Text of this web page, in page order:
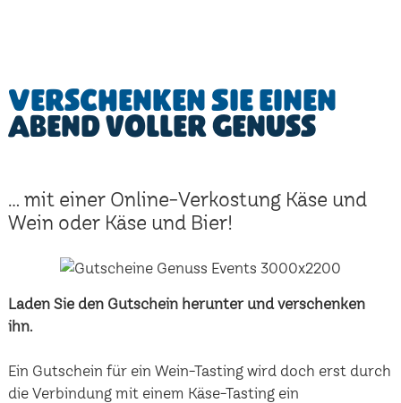
Verschenken Sie einen
Abend voller Genuss
... mit einer Online-Verkostung Käse und
Wein oder Käse und Bier!
Laden Sie den Gutschein herunter und verschenken
ihn.
Ein Gutschein für ein Wein-Tasting wird doch erst durch
die Verbindung mit einem Käse-Tasting ein